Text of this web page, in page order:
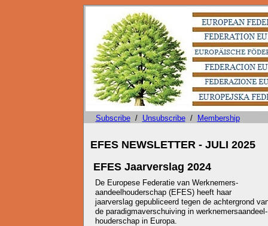
Subscribe/ Unsubscribe/ Membership
EFES NEWSLETTER - JULI 2025
EFES Jaarverslag 2024
De Europese Federatie van Werknemers-
aandeelhouderschap (EFES) heeft haar
jaarverslag gepubliceerd tegen de achtergrond
de paradigmaverschuiving in werknemersaandeel-
houderschap in Europa.